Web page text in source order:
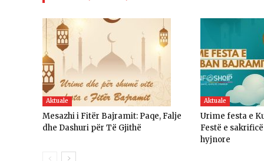
Aktuale
Mesazhi i Fitër Bajramit: Paqe, Falje
dhe Dashuri për Të Gjithë
Aktuale
Urime festa e
Festë e
hyjnore